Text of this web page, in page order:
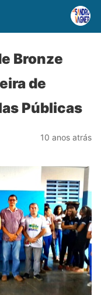
Bronze
de
Públicas
10 anos atrás